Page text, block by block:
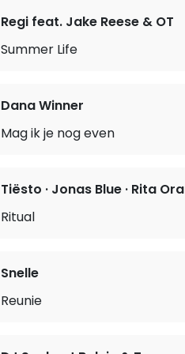
Regi feat. Jake Reese & OT
Summer Life
Dana Winner
Mag ik je nog even
Tiësto · Jonas Blue · Rita Ora
Ritual
Snelle
Reunie